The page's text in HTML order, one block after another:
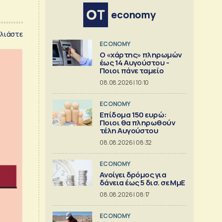
economy
ECONOMY
Ο «χάρτης» πληρωμών
έως 14 Αυγούστου -
Ποιοι πάνε ταμείο
08.08.2026 | 10:10
ECONOMY
Επίδομα 150 ευρώ:
Ποιοι θα πληρωθούν
τέλη Αυγούστου
08.08.2026 | 08:32
ECONOMY
Aνοίγει δρόμος για
δάνεια έως 5 δισ. σε ΜμΕ
08.08.2026 | 08:17
ECONOMY